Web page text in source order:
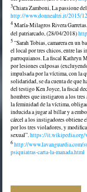
3Chiara Zamboni, La passione
http://www.donnealtri.it/2015/
4 María-Milagros Rivera
del patriarcado, (28/04/2018)
5 “Sarah Tobias, camarera en un
el local por tres chicos, entre las
parroquianos. La fiscal Kathryn
por lesiones culposas
impulsada por la víctima, con la
solidaridad, se da cuenta de que
del testigo Ken Joyce, la fiscal
hombres que instigaron a los
la feminidad de la víctima,
inducida a jugar al billar y a
cárcel a los instigadores obtiene
por los tres violadores, y
sexual”.https://it.wikipedia.org/
6 http://www.lavanguardia.com/
psiquiatras-carta-la-manada.html